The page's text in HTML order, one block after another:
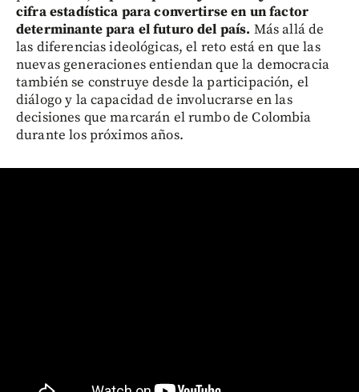
cifra estadística para convertirse en un factor
determinante para el futuro del país. Más allá de
las diferencias ideológicas, el reto está en que las
nuevas generaciones entiendan que la democracia
también se construye desde la participación, el
diálogo y la capacidad de involucrarse en las
decisiones que marcarán el rumbo de Colombia
durante los próximos años.